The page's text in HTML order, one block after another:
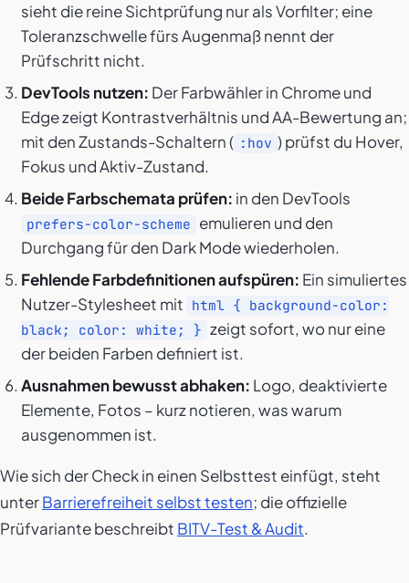
sieht die reine Sichtprüfung nur als Vorfilter; eine
Toleranzschwelle fürs Augenmaß nennt der
Prüfschritt nicht.
DevTools nutzen: Der Farbwähler in Chrome und
Edge zeigt Kontrastverhältnis und AA-Bewertung an;
mit den Zustands-Schaltern ( :hov ) prüfst du Hover,
Fokus und Aktiv-Zustand.
Beide Farbschemata prüfen: in den DevTools
prefers-color-scheme emulieren und den
Durchgang für den Dark Mode wiederholen.
Fehlende Farbdefinitionen aufspüren: Ein simuliertes
Nutzer-Stylesheet mit html { background-color:
black; color: white; } zeigt sofort, wo nur eine
der beiden Farben definiert ist.
Ausnahmen bewusst abhaken: Logo, deaktivierte
Elemente, Fotos – kurz notieren, was warum
ausgenommen ist.
Wie sich der Check in einen Selbsttest einfügt, steht
unterBarrierefreiheit selbst testen; die offizielle
Prüfvariante beschreibt BITV-Test & Audit.